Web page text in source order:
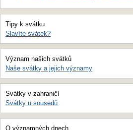
Tipy k svátku
Slavíte svátek?
Význam našich svátků
Naše svátky a jejich významy
Svátky v zahraničí
Svátky u sousedů
O významných dnech